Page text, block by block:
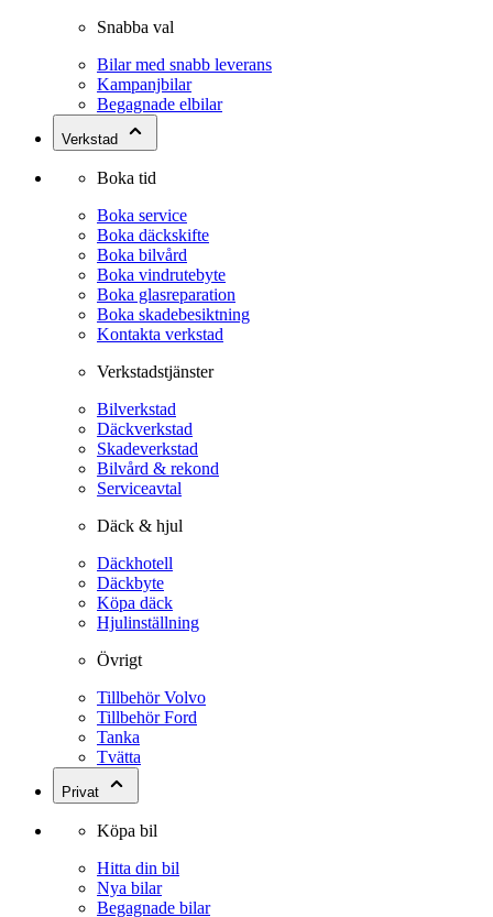
Snabba val
Bilar med snabb leverans
Kampanjbilar
Begagnade elbilar
Verkstad
Boka tid
Boka service
Boka däckskifte
Boka bilvård
Boka vindrutebyte
Boka glasreparation
Boka skadebesiktning
Kontakta verkstad
Verkstadstjänster
Bilverkstad
Däckverkstad
Skadeverkstad
Bilvård & rekond
Serviceavtal
Däck & hjul
Däckhotell
Däckbyte
Köpa däck
Hjulinställning
Övrigt
Tillbehör Volvo
Tillbehör Ford
Tanka
Tvätta
Privat
Köpa bil
Hitta din bil
Nya bilar
Begagnade bilar